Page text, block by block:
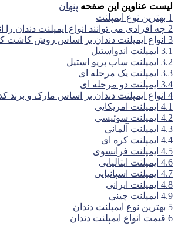
لیست عناوین این صفحه پنهان
1 بهترین نوع ایمپلنت
2 چه افرادی می توانند انواع ایمپلنت دندان را
3 انواع ایمپلنت دندان بر اساس روش کاشت
3.1 ایمپلنت اندواستیل
3.2 ایمپلنت ساب پریو استیل
3.3 ایمپلنت یک مرحله ای
3.4 ایمپلنت دو مرحله ای
4 انواع ایمپلنت دندان بر اساس مارک و برند
4.1 ایمپلنت امریکایی
4.2 ایمپلنت سوئیسی
4.3 ایمپلنت آلمانی
4.4 ایمپلنت کره ای
4.5 ایمپلنت فرانسوی
4.6 ایمپلنت ایتالیایی
4.7 ایمپلنت اسپانیایی
4.8 ایمپلنت ایرانی
4.9 ایمپلنت چینی
5 بهترین نوع ایمپلنت دندان
6 قیمت انواع ایمپلنت دندان